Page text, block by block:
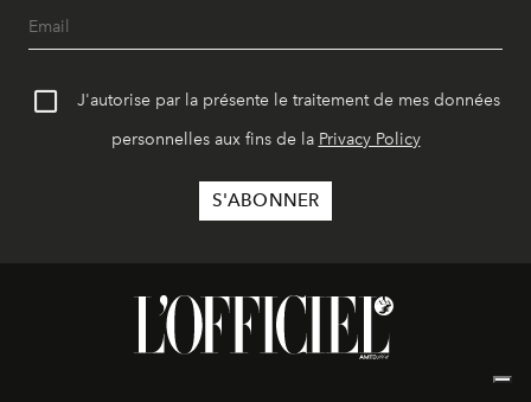
J'autorise par la présente le traitement de mes données
personnelles aux fins de la Privacy Policy